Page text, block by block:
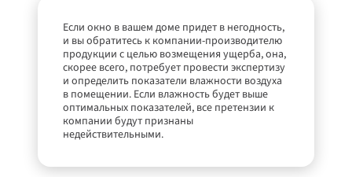
Если окно в вашем доме придет в негодность,
и вы обратитесь к компании-производителю
продукции с целью возмещения ущерба, она,
скорее всего, потребует провести экспертизу
и определить показатели влажности воздуха
в помещении. Если влажность будет выше
оптимальных показателей, все претензии к
компании будут признаны
недействительными.